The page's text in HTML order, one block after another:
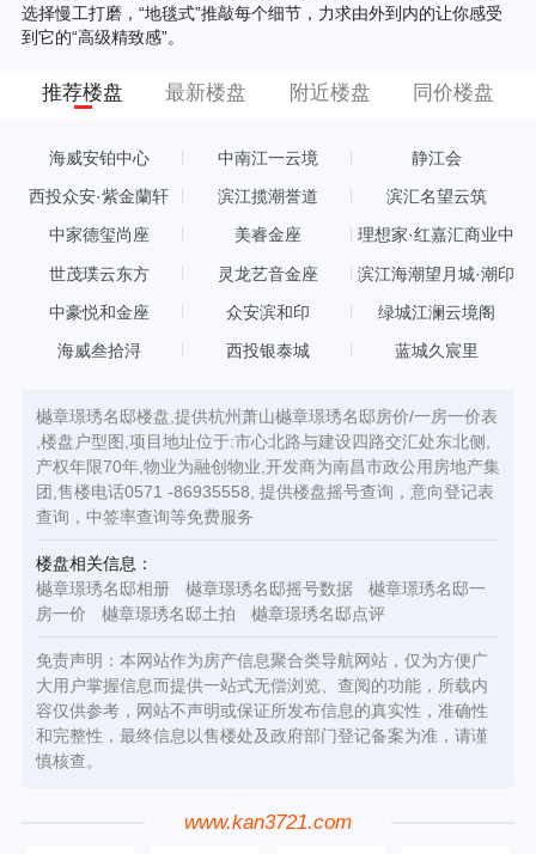
选择慢工打磨，“地毯式”推敲每个细节，力求由外到内的让你感受
到它的“高级精致感”。
推荐楼盘 最新楼盘 附近楼盘 同价楼盘
海威安铂中心 中南江一云境 静江会
西投众安·紫金蘭轩 滨江揽潮誉道 滨汇名望云筑
中家德玺尚座 美睿金座
理想家·红嘉汇商业中
世茂璞云东方 灵龙艺音金座 滨江海潮望月城·潮印
中豪悦和金座 众安滨和印 绿城江澜云境阁
海威叁拾浔 西投银泰城 蓝城久宸里
樾章璟琇名邸楼盘,提供杭州萧山樾章璟琇名邸房价/一房一价表
,楼盘户型图,项目地址位于:市心北路与建设四路交汇处东北侧,
产权年限70年,物业为融创物业,开发商为南昌市政公用房地产集
团,售楼电话0571 -86935558, 提供楼盘摇号查询，意向登记表
查询，中签率查询等免费服务
楼盘相关信息：
樾章璟琇名邸相册
樾章璟琇名邸摇号数据
樾章璟琇名邸一
房一价
樾章璟琇名邸土拍 樾章璟琇名邸点评
免责声明：本网站作为房产信息聚合类导航网站，仅为方便广
大用户掌握信息而提供一站式无偿浏览、查阅的功能，所载内
容仅供参考，网站不声明或保证所发布信息的真实性，准确性
和完整性，最终信息以售楼处及政府部门登记备案为准，请谨
慎核查。
www.kan3721.com